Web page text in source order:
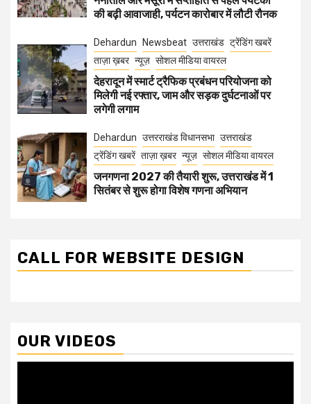
की बढ़ी आवाजाही, पर्यटन कारोबार में लौटी रौनक
Dehardun Newsbeat उत्तराखंड ट्रेंडिंग खबरें
ताज़ा ख़बर न्यूज़ सोशल मीडिया वायरल
देहरादून में स्मार्ट ट्रैफिक प्रबंधन परियोजना को
मिलेगी नई रफ्तार, जाम और सड़क दुर्घटनाओं पर
लगेगी लगाम
Dehardun उत्तरराखंड विधानसभा उत्तराखंड
ट्रेंडिंग खबरें ताज़ा ख़बर न्यूज़ सोशल मीडिया वायरल
जनगणना 2027 की तैयारी शुरू, उत्तराखंड में 1
सितंबर से शुरू होगा विशेष गणना अभियान
CALL FOR WEBSITE DESIGN
OUR VIDEOS